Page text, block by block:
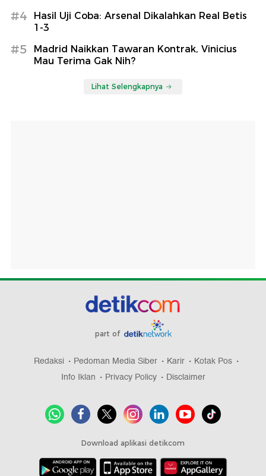
#4
Hasil Uji Coba: Arsenal Dikalahkan Real Betis
1-3
#5
Madrid Naikkan Tawaran Kontrak, Vinicius
Mau Terima Gak Nih?
Lihat Selengkapnya
part of
Redaksi Pedoman Media Siber Karir
Kotak Pos
Info Iklan
Privacy Policy Disclaimer
Download aplikasi detikcom